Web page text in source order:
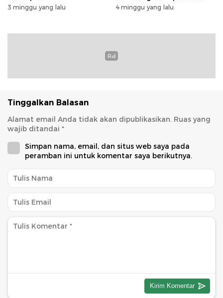
3 minggu yang lalu
Tahun Ini
4 minggu yang lalu
Tinggalkan Balasan
Alamat email Anda tidak akan dipublikasikan. Ruas yang
wajib ditandai *
Simpan nama, email, dan situs web saya pada
peramban ini untuk komentar saya berikutnya.